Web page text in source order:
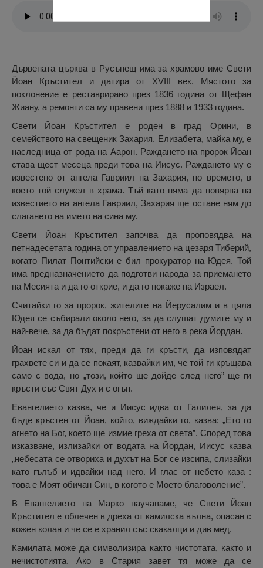
Дървената църква в Русънещ има за храмово име Свети
Йоан Кръстител и датира от XVIII век. Мястото за
поклонение е реставрирано през 1836 година от Щефан
Жиану, а ремонти са му правени през 1888 и 1933 година.
Свети Йоан Кръстител е роден в град Орини, в
семейството на свещеник Захария. Елизабета, майка му, е
наследница от рода на Аарон. Раждането на пророк Йоан
става щест месеца преди това на Иисус. Раждането му е
известено от ангела Гавриил на Захария, по времето, в
което той служел в храма. Тъй като няма да повярва на
известието на ангела Гавриил, Захария ще остане ням до
слагането на името на сина му.
Свети Йоан Кръстител започва да проповядва на
петнадесетата година от управлението на цезаря Тиберий,
когато Пилат Понтийски е бил прокуратор на Юдея. Той
има предназначението да подготви народа за приемането
на Месията и да го открие, и да го покаже на Израел.
Считайки го за пророк, жителите на Йерусалим и в цяла
Юдея се събирали около него, за да слушат думите му и
най-вече, за да бъдат покръстени от него в река Йордан.
Йоан искал от тях, преди да ги кръсти, да изповядат
грахвете си и да се покаят, казвайки им, че той ги кръщава
само с вода, но „този, който ще дойде след него” ще ги
кръсти със Свят Дух и с огън.
Евангелието казва, че и Иисус идва от Галилея, за да
бъде кръстен от Йоан, който, виждайки го, казва: „Ето го
агнето на Бог, което ще измие греха от света”. Според това
изказване, излизайки от водата на Йордан, Иисус казва
„небесата се отвориха и духът на Бог се изсипа, слизайки
като гълъб и идвайки над него. И глас от небето каза :
това е Моят обичан Син, в когото е Моето благоволение”.
В Евангелието на Марко научаваме, че Свети Йоан
Кръстител е облечен в дреха от камилска вълна, опасан с
кожен колан и че се е хранил със скакалци и див мед.
Камилата може да символизира както чистотата, както и
нечистотията. Ако в Стария завет тя може да се